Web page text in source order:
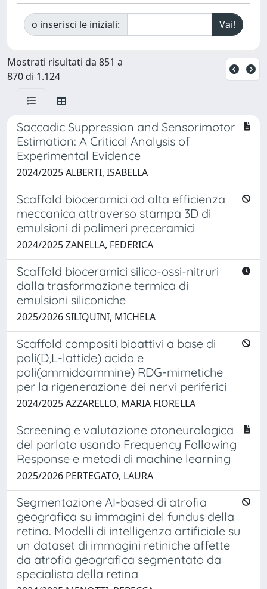
o inserisci le iniziali:
Mostrati risultati da 851 a
870 di 1.124
Saccadic Suppression and Sensorimotor
Estimation: A Critical Analysis of
Experimental Evidence
2024/2025 ALBERTI, ISABELLA
Scaffold bioceramici ad alta efficienza
meccanica attraverso stampa 3D di
emulsioni di polimeri preceramici
2024/2025 ZANELLA, FEDERICA
Scaffold bioceramici silico-ossi-nitruri
dalla trasformazione termica di
emulsioni siliconiche
2025/2026 SILIQUINI, MICHELA
Scaffold compositi bioattivi a base di
poli(D,L-lattide) acido e
poli(ammidoammine) RDG-mimetiche
per la rigenerazione dei nervi periferici
2024/2025 AZZARELLO, MARIA FIORELLA
Screening e valutazione otoneurologica
del parlato usando Frequency Following
Response e metodi di machine learning
2025/2026 PERTEGATO, LAURA
Segmentazione AI-based di atrofia
geografica su immagini del fundus della
retina. Modelli di intelligenza artificiale su
un dataset di immagini retiniche affette
da atrofia geografica segmentato da
specialista della retina